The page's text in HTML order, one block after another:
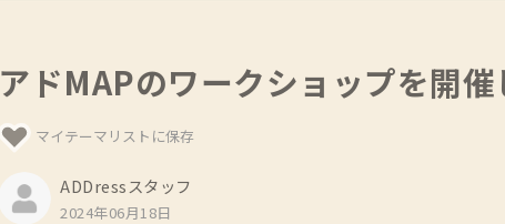
アドMAPのワークショップを開
マイテーマリストに保存
ADDressスタッフ
2024年06月18日